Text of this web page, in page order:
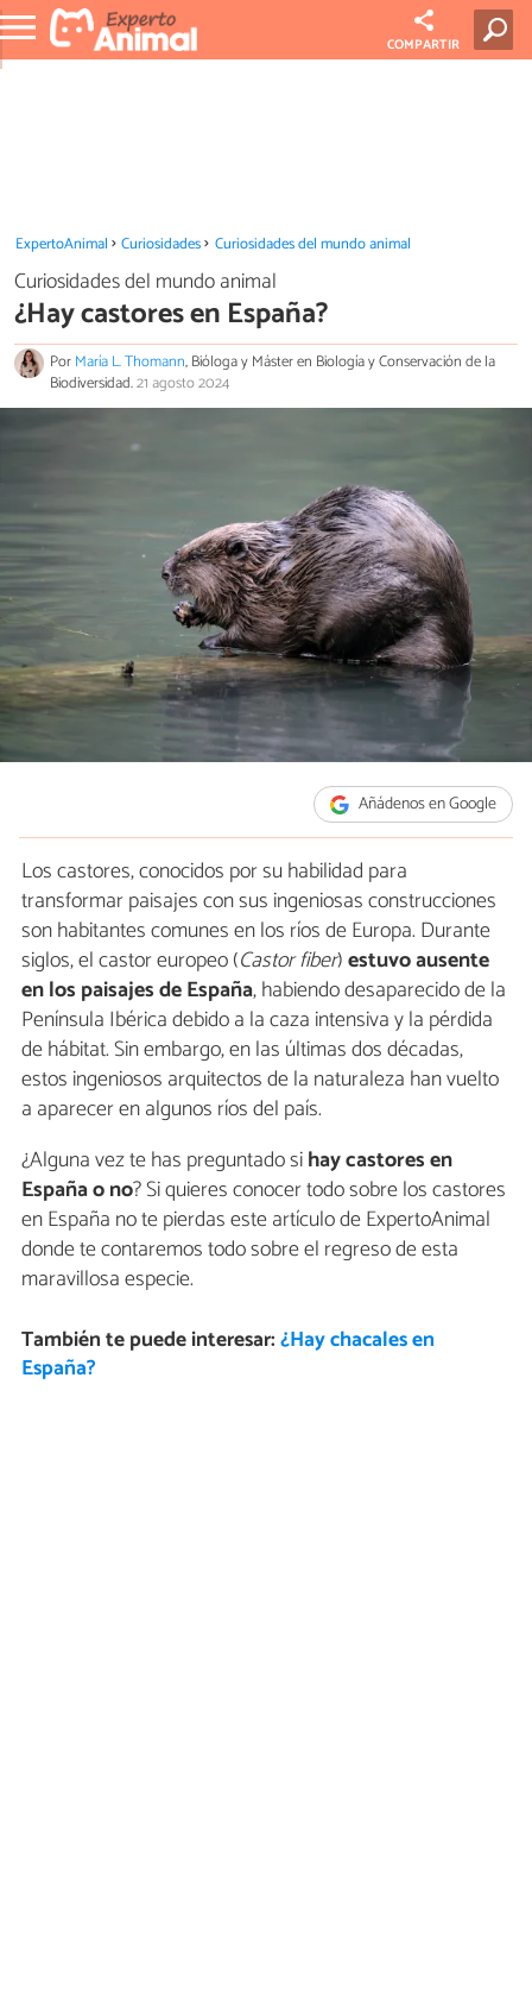
COMPARTIR
ExpertoAnimal Curiosidades Curiosidades del mundo animal
Curiosidades del mundo animal
¿Hay castores en España?
PorMaría L. Thomann, Bióloga y Máster en Biología y Conservación de la
Biodiversidad.21 agosto 2024
Añádenos en Google
Los castores, conocidos por su habilidad para
transformar paisajes con sus ingeniosas construcciones
son habitantes comunes en los ríos de Europa. Durante
siglos, el castor europeo (Castor fiber)estuvo ausente
en los paisajes de España, habiendo desaparecido de la
Península Ibérica debido a la caza intensiva y la pérdida
de hábitat. Sin embargo, en las últimas dos décadas,
estos ingeniosos arquitectos de la naturaleza han vuelto
a aparecer en algunos ríos del país.
¿Alguna vez te has preguntado sihay castores en
España o no? Si quieres conocer todo sobre los castores
en España no te pierdas este artículo de ExpertoAnimal
donde te contaremos todo sobre el regreso de esta
maravillosa especie.
También te puede interesar:¿Hay chacales en
España?